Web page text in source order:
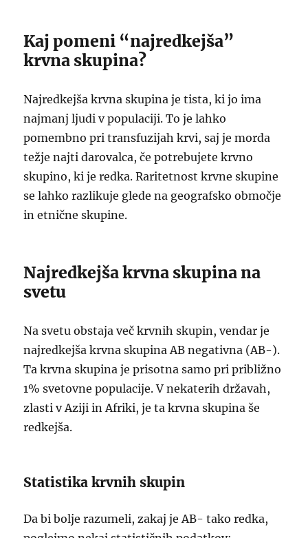
Kaj pomeni “najredkejša”
krvna skupina?
Najredkejša krvna skupina je tista, ki jo ima
najmanj ljudi v populaciji. To je lahko
pomembno pri transfuzijah krvi, saj je morda
težje najti darovalca, če potrebujete krvno
skupino, ki je redka. Raritetnost krvne skupine
se lahko razlikuje glede na geografsko območje
in etnične skupine.
Najredkejša krvna skupina na
svetu
Na svetu obstaja več krvnih skupin, vendar je
najredkejša krvna skupina AB negativna (AB-).
Ta krvna skupina je prisotna samo pri približno
1% svetovne populacije. V nekaterih državah,
zlasti v Aziji in Afriki, je ta krvna skupina še
redkejša.
Statistika krvnih skupin
Da bi bolje razumeli, zakaj je AB- tako redka,